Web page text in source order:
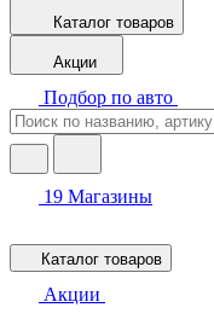
Каталог товаров
Акции
Подбор по авто
19 Магазины
Каталог товаров
Акции